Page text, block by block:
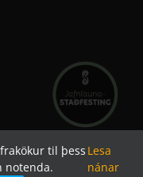
til þess
notenda.
Lesa
nánar